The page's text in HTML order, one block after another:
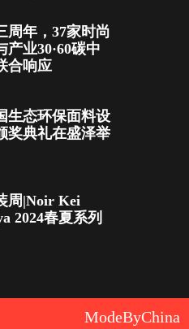
周年，37家时尚
产业30·60碳中
合响应
生态环保面料设
奖典礼在盛泽举
周|Noir Kei
2024春夏系列
ModeByChina